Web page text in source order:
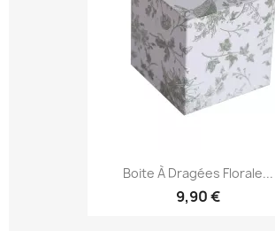
Boite À Dragées Florale...
9,90 €